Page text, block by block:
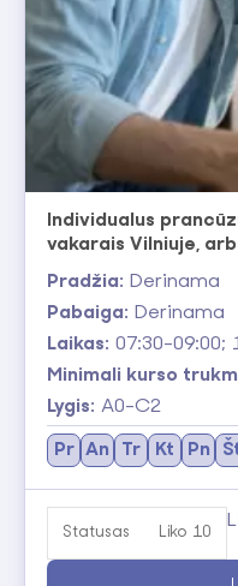
Individualus
vakarais Vilniuje,
Pradžia: Derinama
Pabaiga: Derinama
Laikas: 07:30-09:00;
Minimali kurso
Lygis: A0-C2
Pr An Tr Kt Pn
Statusas Liko 10